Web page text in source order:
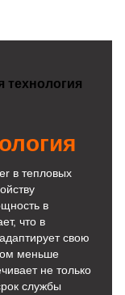
в тепловых
в
что в
свою
меньше
не только
службы